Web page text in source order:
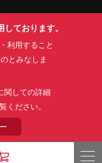
トマップ
件書(PDF)
RESERVED.
ております。
利用すること
とみなしま
関しての詳細
ください。